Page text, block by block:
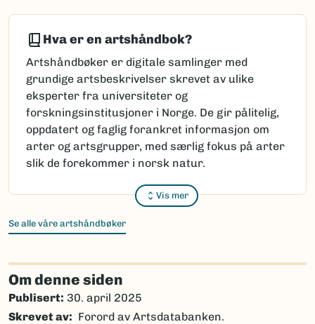
Hva er en artshåndbok?
Artshåndbøker er digitale samlinger med
grundige artsbeskrivelser skrevet av ulike
eksperter fra universiteter og
forskningsinstitusjoner i Norge. De gir pålitelig,
oppdatert og faglig forankret informasjon om
arter og artsgrupper, med særlig fokus på arter
slik de forekommer i norsk natur.
Vis mer
Se alle våre artshåndbøker
Om denne siden
Publisert: 30. april 2025
Skrevet av
Forord av Artsdatabanken.